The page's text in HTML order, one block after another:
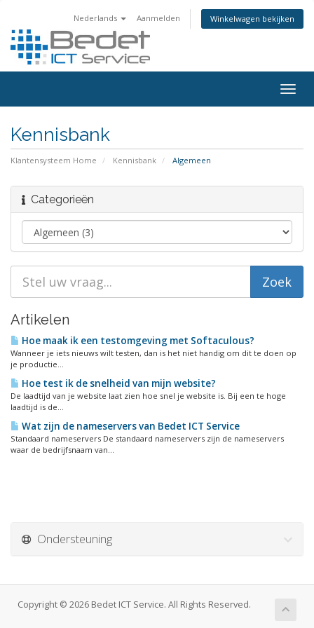
Nederlands Aanmelden Winkelwagen bekijken
Kennisbank
Klantensysteem Home Kennisbank Algemeen
Categorieën
Artikelen
Hoe maak ik een testomgeving met Softaculous?
Wanneer je iets nieuws wilt testen, dan is het niet handig om dit te doen op
je productie...
Hoe test ik de snelheid van mijn website?
De laadtijd van je website laat zien hoe snel je website is. Bij een te hoge
laadtijd is de...
Wat zijn de nameservers van Bedet ICT Service
Standaard nameservers De standaard nameservers zijn de nameservers
waar de bedrijfsnaam van...
Ondersteuning
Copyright © 2026 Bedet ICT Service. All Rights Reserved.